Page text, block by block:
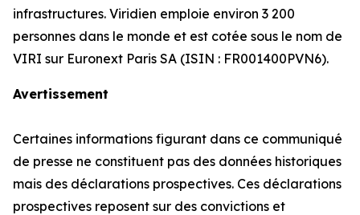
infrastructures. Viridien emploie environ 3 200
personnes dans le monde et est cotée sous le nom de
VIRI sur Euronext Paris SA (ISIN : FR001400PVN6).
Avertissement
Certaines informations figurant dans ce communiqué
de presse ne constituent pas des données historiques
mais des déclarations prospectives. Ces déclarations
prospectives reposent sur des convictions et